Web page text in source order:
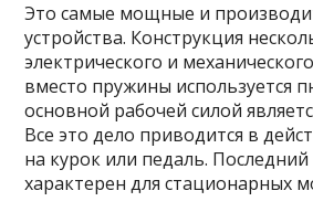
Это самые мощные и
устройства. Конструкция
электрического и
вместо пружины используется
основной рабочей силой
Все это дело приводится в
на курок или педаль.
характерен для стационарных